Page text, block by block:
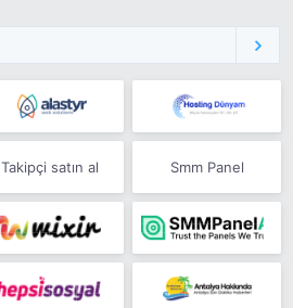
Takipçi satın al Smm Panel